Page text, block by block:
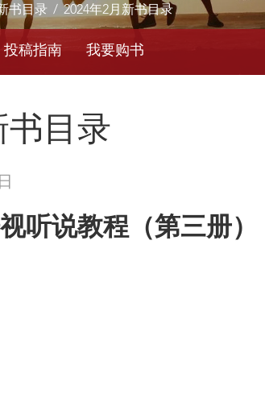
书目录 / 2024年2月新书目录
投稿指南 我要购书
书目录
听说教程（第三册）